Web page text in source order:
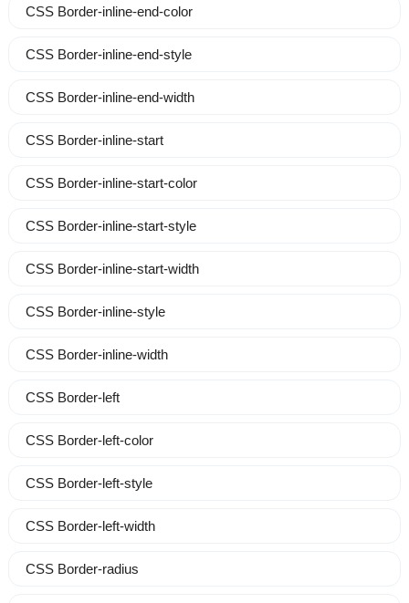
CSS Border-inline-end-color
CSS Border-inline-end-style
CSS Border-inline-end-width
CSS Border-inline-start
CSS Border-inline-start-color
CSS Border-inline-start-style
CSS Border-inline-start-width
CSS Border-inline-style
CSS Border-inline-width
CSS Border-left
CSS Border-left-color
CSS Border-left-style
CSS Border-left-width
CSS Border-radius